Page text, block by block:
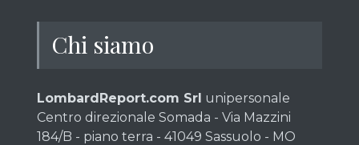
Chi siamo
LombardReport.com Srl unipersonale
Centro direzionale Somada - Via Mazzini
184/B - piano terra - 41049 Sassuolo - MO